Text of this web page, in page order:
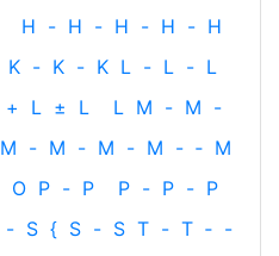
H - H - H - H - H
K - K - K L - L - L
+ L ± L L M - M -
M - M - M - M - ‐ M
O P - P P - P - P
- S { S - S T - T ‐ -